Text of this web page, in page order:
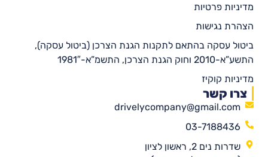
מדיניות פרטיות
הצהרת נגישות
ביטול עסקה בהתאם לתקנות הגנת הצרכן (ביטול עסקה),
התשע”א-2010 וחוק הגנת הצרכן, התשמ”א-1981″
מדיניות קוקיז
צרו קשר
drivelycompany@gmail.com
03-7188436
שדרות נים 2, ראשון לציון